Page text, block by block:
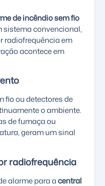
de incêndio sem fio
sistema convencional,
radiofrequência em
acontece em
fioou detectores de
o ambiente.
de fumaça ou
geram um sinal
radiofrequência
alarme para acentral